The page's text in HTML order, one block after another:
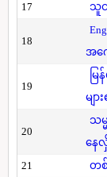
17
သူင
18
အက
19
မ
မျ
20
သမ္
နေ
21 တစ်